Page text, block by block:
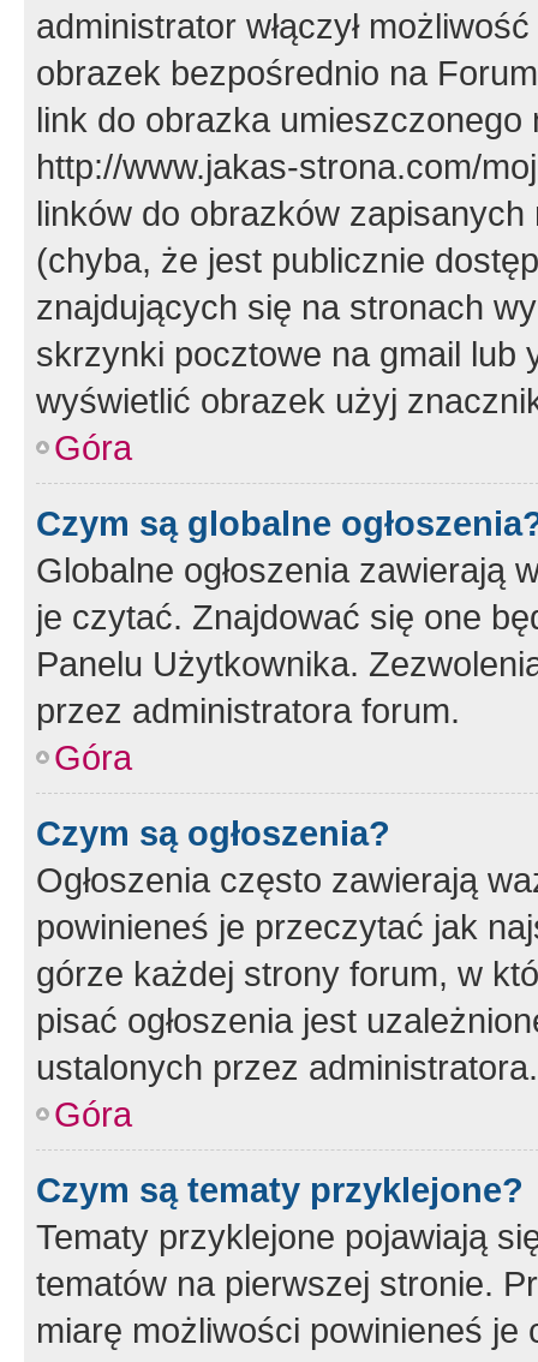
administrator włączył
obrazek bezpośrednio na
link do obrazka
http://www.jakas-strona.com/
linków do obrazków
(chyba, że jest publicznie
znajdujących się na stronach
skrzynki pocztowe na gmail lub
wyświetlić obrazek użyj
Góra
Czym są globalne
Globalne ogłoszenia zawierają
je czytać. Znajdować się one
Panelu Użytkownika.
przez administratora forum.
Góra
Czym są ogłoszenia?
Ogłoszenia często zawierają
powinieneś je przeczytać jak
górze każdej strony forum, w
pisać ogłoszenia jest
ustalonych przez administratora.
Góra
Czym są tematy przyklejone?
Tematy przyklejone pojawiają
tematów na pierwszej stronie.
miarę możliwości powinieneś je